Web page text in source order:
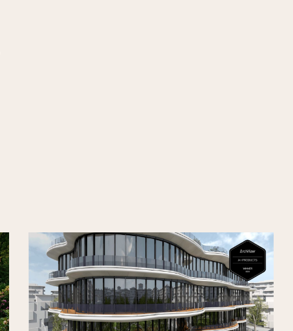
Vectorworks Architectuur 2026 wint
Architizer A+Product Popular Choice
Award
Gepubliceerd op25/6/2026